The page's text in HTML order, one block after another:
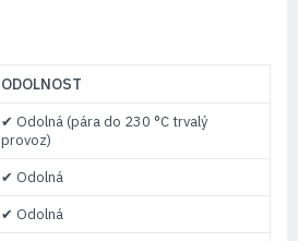
ODOLNOST
✔ Odolná (pára do 230 °C trvalý
provoz)
✔ Odolná
✔ Odolná